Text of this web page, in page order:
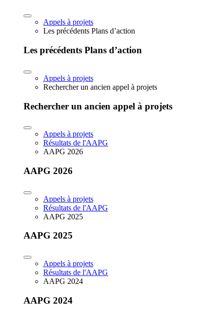
Appels à projets
Les précédents Plans d’action
Les précédents Plans d’action
Appels à projets
Rechercher un ancien appel à projets
Rechercher un ancien appel à projets
Appels à projets
Résultats de l'AAPG
AAPG 2026
AAPG 2026
Appels à projets
Résultats de l'AAPG
AAPG 2025
AAPG 2025
Appels à projets
Résultats de l'AAPG
AAPG 2024
AAPG 2024